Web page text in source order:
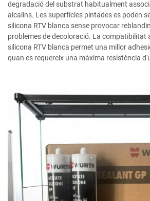
degradació del substrat habitualment
alcalins. Les superfícies pintades es poden
silicona RTV blanca sense provocar
problemes de decoloració. La compatibilitat
silicona RTV blanca permet una millor
quan es requereix una màxima resistència